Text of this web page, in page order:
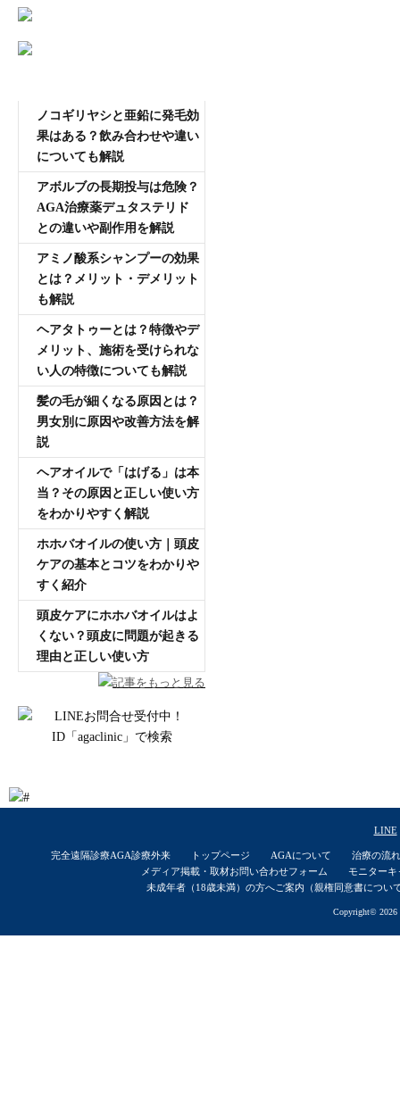
ノコギリヤシと亜鉛に発毛効
果はある？飲み合わせや違い
についても解説
アボルブの長期投与は危険？
AGA治療薬デュタステリド
との違いや副作用を解説
アミノ酸系シャンプーの効果
とは？メリット・デメリット
も解説
ヘアタトゥーとは？特徴やデ
メリット、施術を受けられな
い人の特徴についても解説
髪の毛が細くなる原因とは？
男女別に原因や改善方法を解
説
ヘアオイルで「はげる」は本
当？その原因と正しい使い方
をわかりやすく解説
ホホバオイルの使い方｜頭皮
ケアの基本とコツをわかりや
すく紹介
頭皮ケアにホホバオイルはよ
くない？頭皮に問題が起きる
理由と正しい使い方
記事をもっと見る
LINE
完全遠隔診療AGA診療外来 トップページ AGAについて
治療の流れ
メディア掲載・取材お問い合わせフォーム
モニターキ
未成年者（18歳未満）の方へご案内（親権同意書につい
Copyright© 2026